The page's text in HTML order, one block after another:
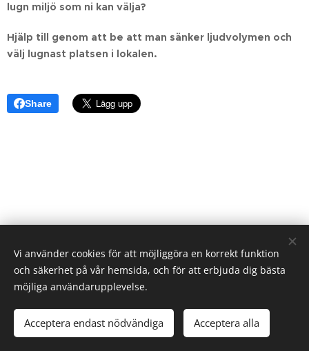
lugn miljö som ni kan välja?
Hjälp till genom att be att man sänker ljudvolymen och
välj lugnast platsen i lokalen.
Share
Cookies
Vi använder cookies för att möjliggöra en korrekt funktion
och säkerhet på vår hemsida, och för att erbjuda dig bästa
möjliga användarupplevelse.
Acceptera endast nödvändiga Acceptera alla